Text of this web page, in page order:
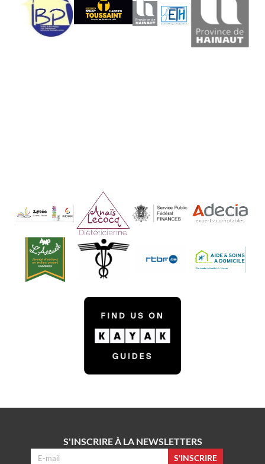
S'INSCRIRE À LA NEWSLETTERS
S'INSCRIRE